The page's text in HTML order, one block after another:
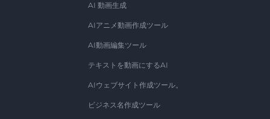
AI 動画生成
AIアニメ動画作成ツール
AI動画編集ツール
テキストを動画にするAI
AIウェブサイト作成ツール。
ビジネス名作成ツール